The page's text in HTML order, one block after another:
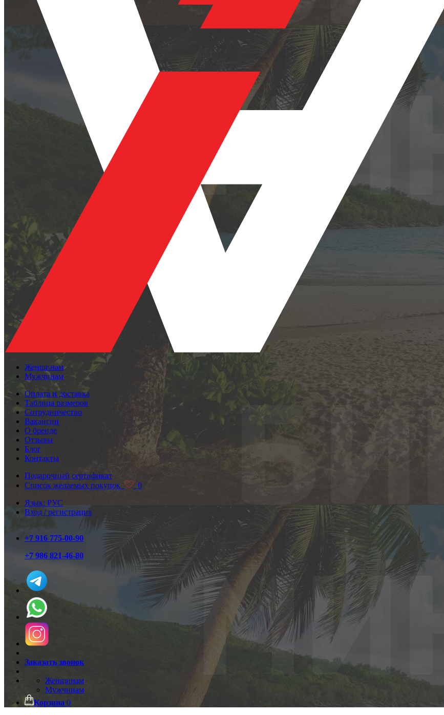
Женщинам
Мужчинам
Оплата и доставка
Таблица размеров
Сотрудничество
Вакансии
О бренде
Отзывы
Блог
Контакты
Подарочный сертификат
Список желаемых покупок
0
Язык: РУС
Вход / регистрация
+7 916 775-00-90
+7 986 821-46-80
Заказать звонок
Женщинам
Мужчинам
Корзина 0